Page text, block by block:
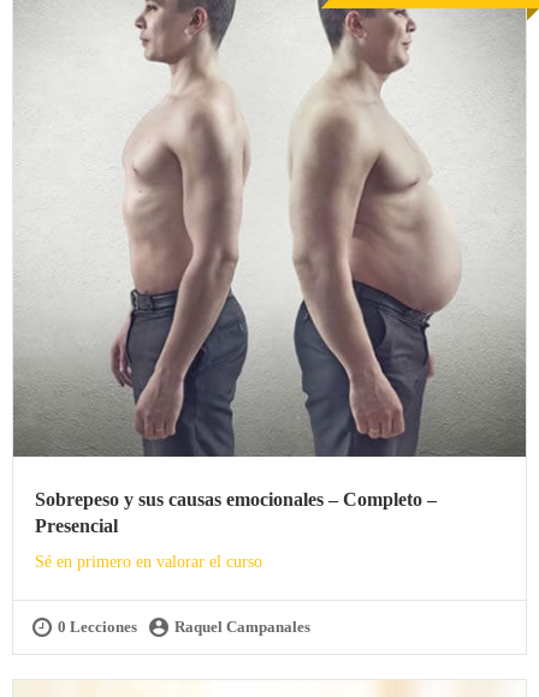
Sobrepeso y sus causas emocionales – Completo –
Presencial
Sé en primero en valorar el curso
0 Lecciones Raquel Campanales